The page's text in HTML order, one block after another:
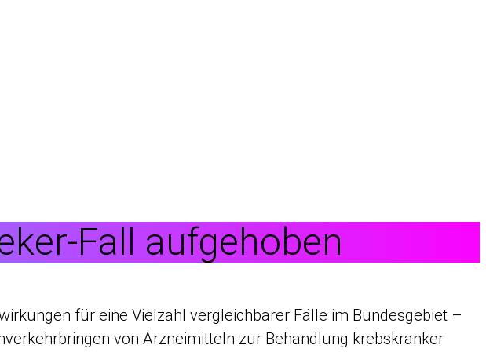
Fall aufgehoben
für eine Vielzahl vergleichbarer Fälle im Bundesgebiet –
von Arzneimitteln zur Behandlung krebskranker